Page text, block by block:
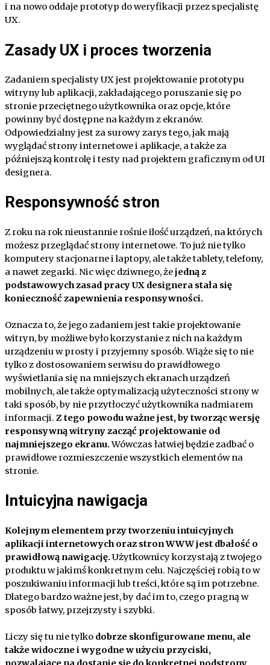
i na nowo oddaje prototyp do weryfikacji przez specjalistę
UX.
Zasady UX i proces tworzenia
Zadaniem specjalisty UX jest projektowanie prototypu
witryny lub aplikacji, zakładającego poruszanie się po
stronie przeciętnego użytkownika oraz opcje, które
powinny być dostępne na każdym z ekranów.
Odpowiedzialny jest za surowy zarys tego, jak mają
wyglądać strony internetowe i aplikacje, a także za
późniejszą kontrolę i testy nad projektem graficznym od UI
designera.
Responsywność stron
Z roku na rok nieustannie rośnie ilość urządzeń, na których
możesz przeglądać strony internetowe. To już nie tylko
komputery stacjonarne i laptopy, ale także tablety, telefony,
a nawet zegarki. Nic więc dziwnego, żejedną z
podstawowych zasad pracy UX designera stała się
konieczność zapewnienia responsywności.
Oznacza to, że jego zadaniem jest takie projektowanie
witryn, by możliwe było korzystanie z nich na każdym
urządzeniu w prosty i przyjemny sposób. Wiąże się to nie
tylko z dostosowaniem serwisu do prawidłowego
wyświetlania się na mniejszych ekranach urządzeń
mobilnych, ale także optymalizacją użyteczności strony w
taki sposób, by nie przytłoczyć użytkownika nadmiarem
informacji. Z tego powodu ważne jest, by tworząc wersję
responsywną witryny zacząć projektowanie od
najmniejszego ekranu.Wówczas łatwiej będzie zadbać o
prawidłowe rozmieszczenie wszystkich elementów na
stronie.
Intuicyjna nawigacja
Kolejnym elementem przy tworzeniu intuicyjnych
aplikacji internetowych oraz stron WWW jest dbałość o
prawidłową nawigację.Użytkownicy korzystają z twojego
produktu w jakimś konkretnym celu. Najczęściej robią to w
poszukiwaniu informacji lub treści, które są im potrzebne.
Dlatego bardzo ważne jest, by dać im to, czego pragną w
sposób łatwy, przejrzysty i szybki.
Liczy się tu nie tylko dobrze skonfigurowane menu, ale
także widoczne i wygodne w użyciu przyciski,